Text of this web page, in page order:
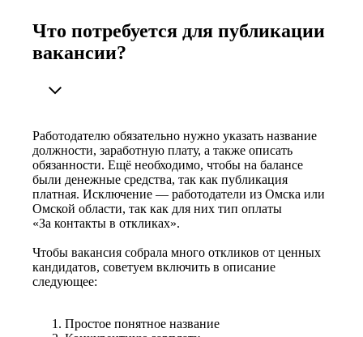
Что потребуется для публикации
вакансии?
Работодателю обязательно нужно указать название
должности, заработную плату, а также описать
обязанности. Ещё необходимо, чтобы на балансе
были денежные средства, так как публикация
платная. Исключение — работодатели из Омска или
Омской области, так как для них тип оплаты
«За контакты в откликах».
Чтобы вакансия собрала много откликов от ценных
кандидатов, советуем включить в описание
следующее:
Простое понятное название